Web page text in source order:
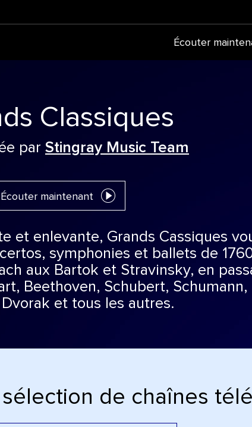
Classiques
par Stingray Music Team
Écouter maintenant
et enlevante, Grands Cassiques
symphonies et ballets de
aux Bartok et Stravinsky, en
Beethoven, Schubert, Schumann,
Dvorak et tous les autres.
de chaînes
Écouter